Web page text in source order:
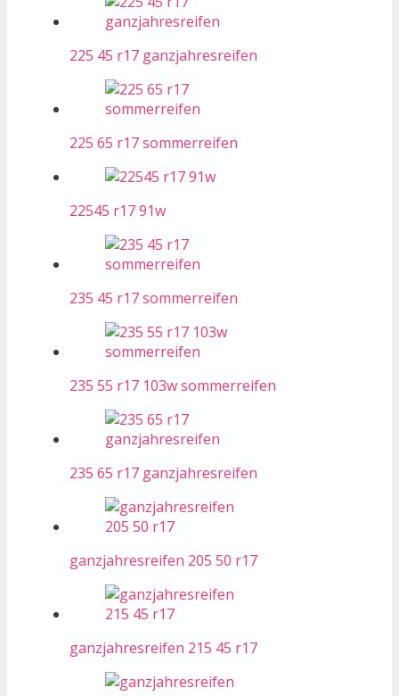
225 45 r17 ganzjahresreifen
225 65 r17 sommerreifen
22545 r17 91w
235 45 r17 sommerreifen
235 55 r17 103w sommerreifen
235 65 r17 ganzjahresreifen
ganzjahresreifen 205 50 r17
ganzjahresreifen 215 45 r17